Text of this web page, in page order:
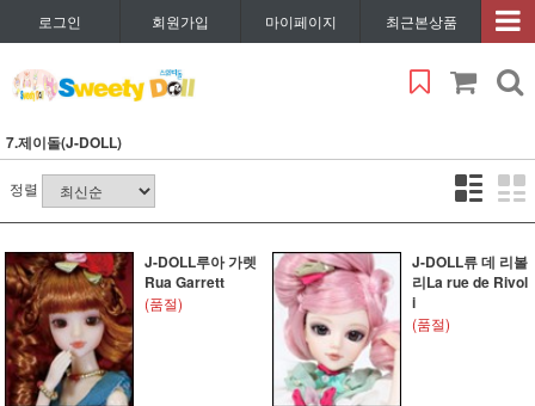
로그인 회원가입 마이페이지 최근본상품
7.제이돌(J-DOLL)
정렬
J-DOLL루아 가렛
Rua Garrett
(품절)
J-DOLL류 데 리볼
리La rue de Rivol
i
(품절)